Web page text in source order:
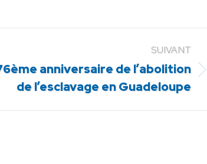
SUIVANT
anniversaire de l’abolition
de l’esclavage en Guadeloupe